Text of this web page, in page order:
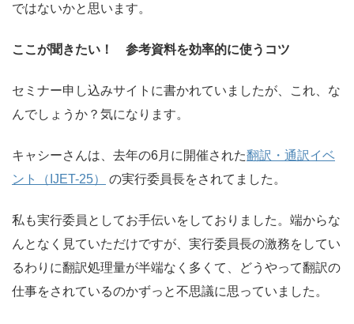
ではないかと思います。
ここが聞きたい！ 参考資料を効率的に使うコツ
セミナー申し込みサイトに書かれていましたが、これ、な
んでしょうか？気になります。
キャシーさんは、去年の6月に開催された翻訳・通訳イベ
ント（IJET-25）
の実行委員長をされてました。
私も実行委員としてお手伝いをしておりました。端からな
んとなく見ていただけですが、実行委員長の激務をしてい
るわりに翻訳処理量が半端なく多くて、どうやって翻訳の
仕事をされているのかずっと不思議に思っていました。